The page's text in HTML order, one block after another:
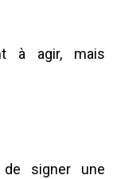
à agir, mais
de signer une